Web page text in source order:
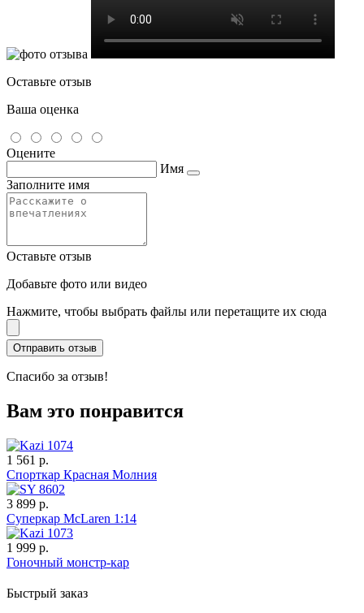
Оставьте отзыв
Ваша оценка
Оцените
Имя
Заполните имя
Оставьте отзыв
Добавьте фото или видео
Нажмите, чтобы выбрать файлы или перетащите их сюда
Спасибо за отзыв!
Вам это понравится
1 561 р.
Спорткар Красная Молния
3 899 р.
Суперкар McLaren 1:14
1 999 р.
Гоночный монстр-кар
Быстрый заказ